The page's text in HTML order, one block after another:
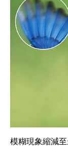
模糊現象縮減